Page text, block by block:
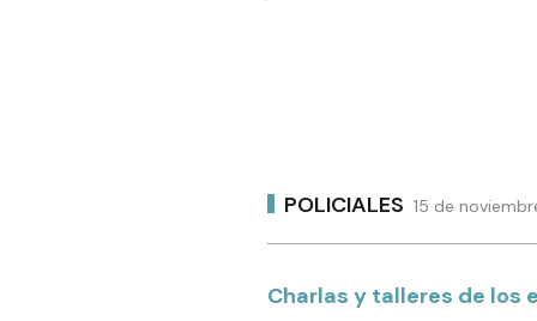
POLICIALES 15 de
Charlas y talleres de los